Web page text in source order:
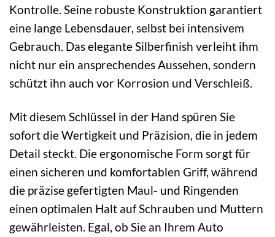
Kontrolle. Seine robuste Konstruktion garantiert
eine lange Lebensdauer, selbst bei intensivem
Gebrauch. Das elegante Silberfinish verleiht ihm
nicht nur ein ansprechendes Aussehen, sondern
schützt ihn auch vor Korrosion und Verschleiß.
Mit diesem Schlüssel in der Hand spüren Sie
sofort die Wertigkeit und Präzision, die in jedem
Detail steckt. Die ergonomische Form sorgt für
einen sicheren und komfortablen Griff, während
die präzise gefertigten Maul- und Ringenden
einen optimalen Halt auf Schrauben und Muttern
gewährleisten. Egal, ob Sie an Ihrem Auto